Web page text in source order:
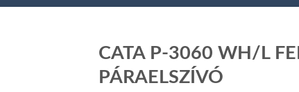
CATA P-3060 WH/L
PÁRAELSZÍVÓ